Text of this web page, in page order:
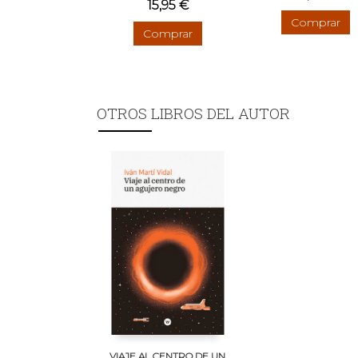
15,95 €
Comprar
Comprar
OTROS LIBROS DEL AUTOR